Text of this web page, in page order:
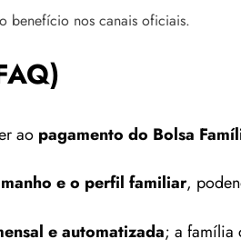
benefício nos canais oficiais.
ao pagamento do Bolsa
e o perfil familiar,
e automatizada; a família